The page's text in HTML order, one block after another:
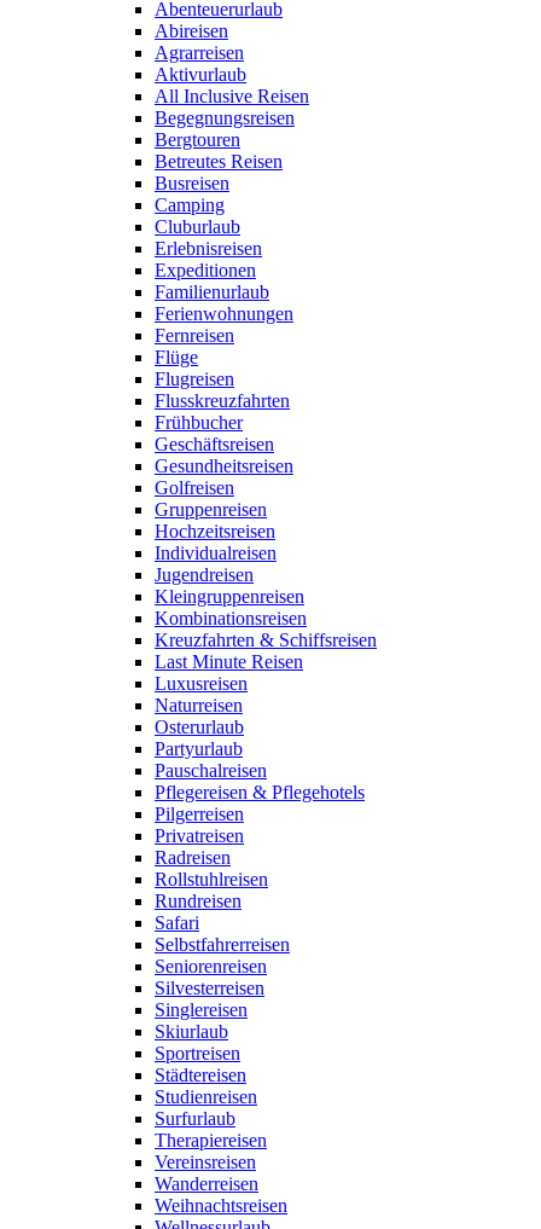
Abenteuerurlaub
Abireisen
Agrarreisen
Aktivurlaub
All Inclusive Reisen
Begegnungsreisen
Bergtouren
Betreutes Reisen
Busreisen
Camping
Cluburlaub
Erlebnisreisen
Expeditionen
Familienurlaub
Ferienwohnungen
Fernreisen
Flüge
Flugreisen
Flusskreuzfahrten
Frühbucher
Geschäftsreisen
Gesundheitsreisen
Golfreisen
Gruppenreisen
Hochzeitsreisen
Individualreisen
Jugendreisen
Kleingruppenreisen
Kombinationsreisen
Kreuzfahrten & Schiffsreisen
Last Minute Reisen
Luxusreisen
Naturreisen
Osterurlaub
Partyurlaub
Pauschalreisen
Pflegereisen & Pflegehotels
Pilgerreisen
Privatreisen
Radreisen
Rollstuhlreisen
Rundreisen
Safari
Selbstfahrerreisen
Seniorenreisen
Silvesterreisen
Singlereisen
Skiurlaub
Sportreisen
Städtereisen
Studienreisen
Surfurlaub
Therapiereisen
Vereinsreisen
Wanderreisen
Weihnachtsreisen